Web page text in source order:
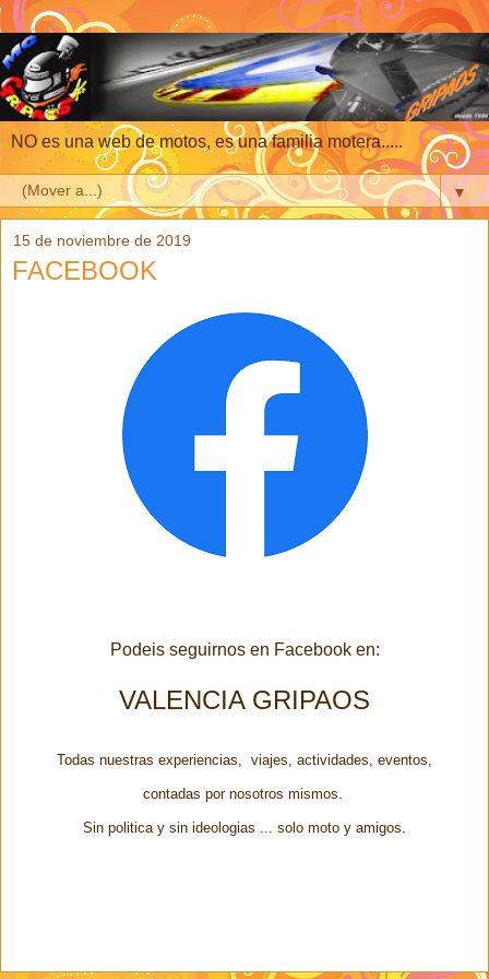
NO es una web de motos, es una familia motera.....
▼
15 de noviembre de 2019
FACEBOOK
Podeis seguirnos en Facebook en:
VALENCIA GRIPAOS
Todas nuestras experiencias, viajes, actividades, eventos,
contadas por nosotros mismos.
Sin politica y sin ideologias ... solo moto y amigos.